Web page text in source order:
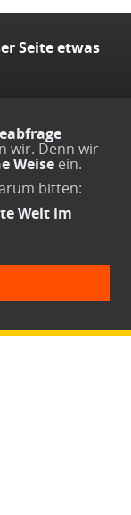
Seite etwas
wir. Denn wir
Weise ein.
bitten:
Welt im